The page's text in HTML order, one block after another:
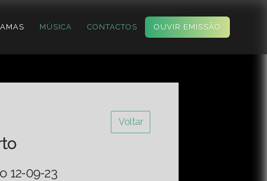
MÚSICA CONTACTOS OUVIR EMISSÃO
Voltar
12-09-23